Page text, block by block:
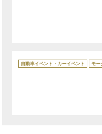
カ
テ
ゴ
自動車イベント・カーイベント モー